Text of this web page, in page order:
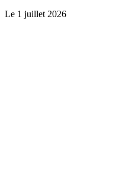
Le 1 juillet 2026